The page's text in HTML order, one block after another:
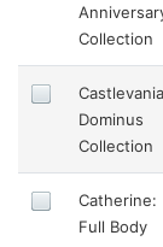
Collection
Dominus
Collection
Catherine:
Full Body